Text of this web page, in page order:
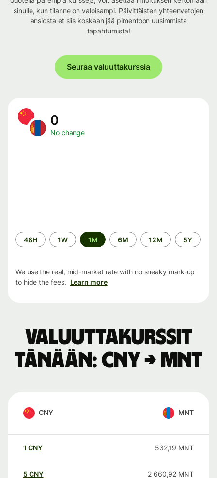
sinulle, kun tilanne on valoisampi. Päivittäisten yhteenvetojen
ansiosta et siis koskaan jää pimentoon uusimmista
tapahtumista!
Seuraa valuuttakurssia
0
No change
Time
period
48H 1W 1M 6M 12M 5Y
We use the real, mid-market rate with no sneaky mark-up
to hide the fees. Learn more
Valuuttakurssit
tänään: CNY → MNT
CNY MNT
1 CNY 532,19 MNT
5 CNY 2 660,92 MNT